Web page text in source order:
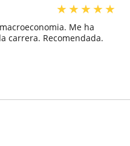
★★★★★
Me ha
carrera. Recomendada.